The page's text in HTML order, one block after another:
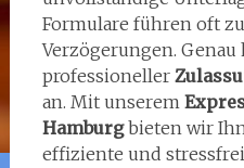
Formulare führen oft
Verzögerungen.
professioneller
an. Mit unserem
Hamburgbieten wir
effiziente und